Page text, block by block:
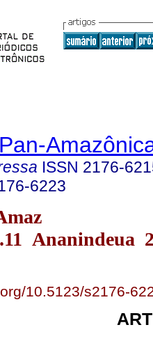
ISSN 2176-
6223
Ananindeua
10.5123/s2176-